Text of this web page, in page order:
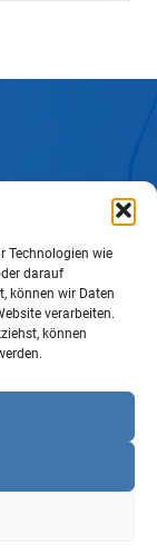
Technologien wie
darauf
können wir Daten
verarbeiten.
können